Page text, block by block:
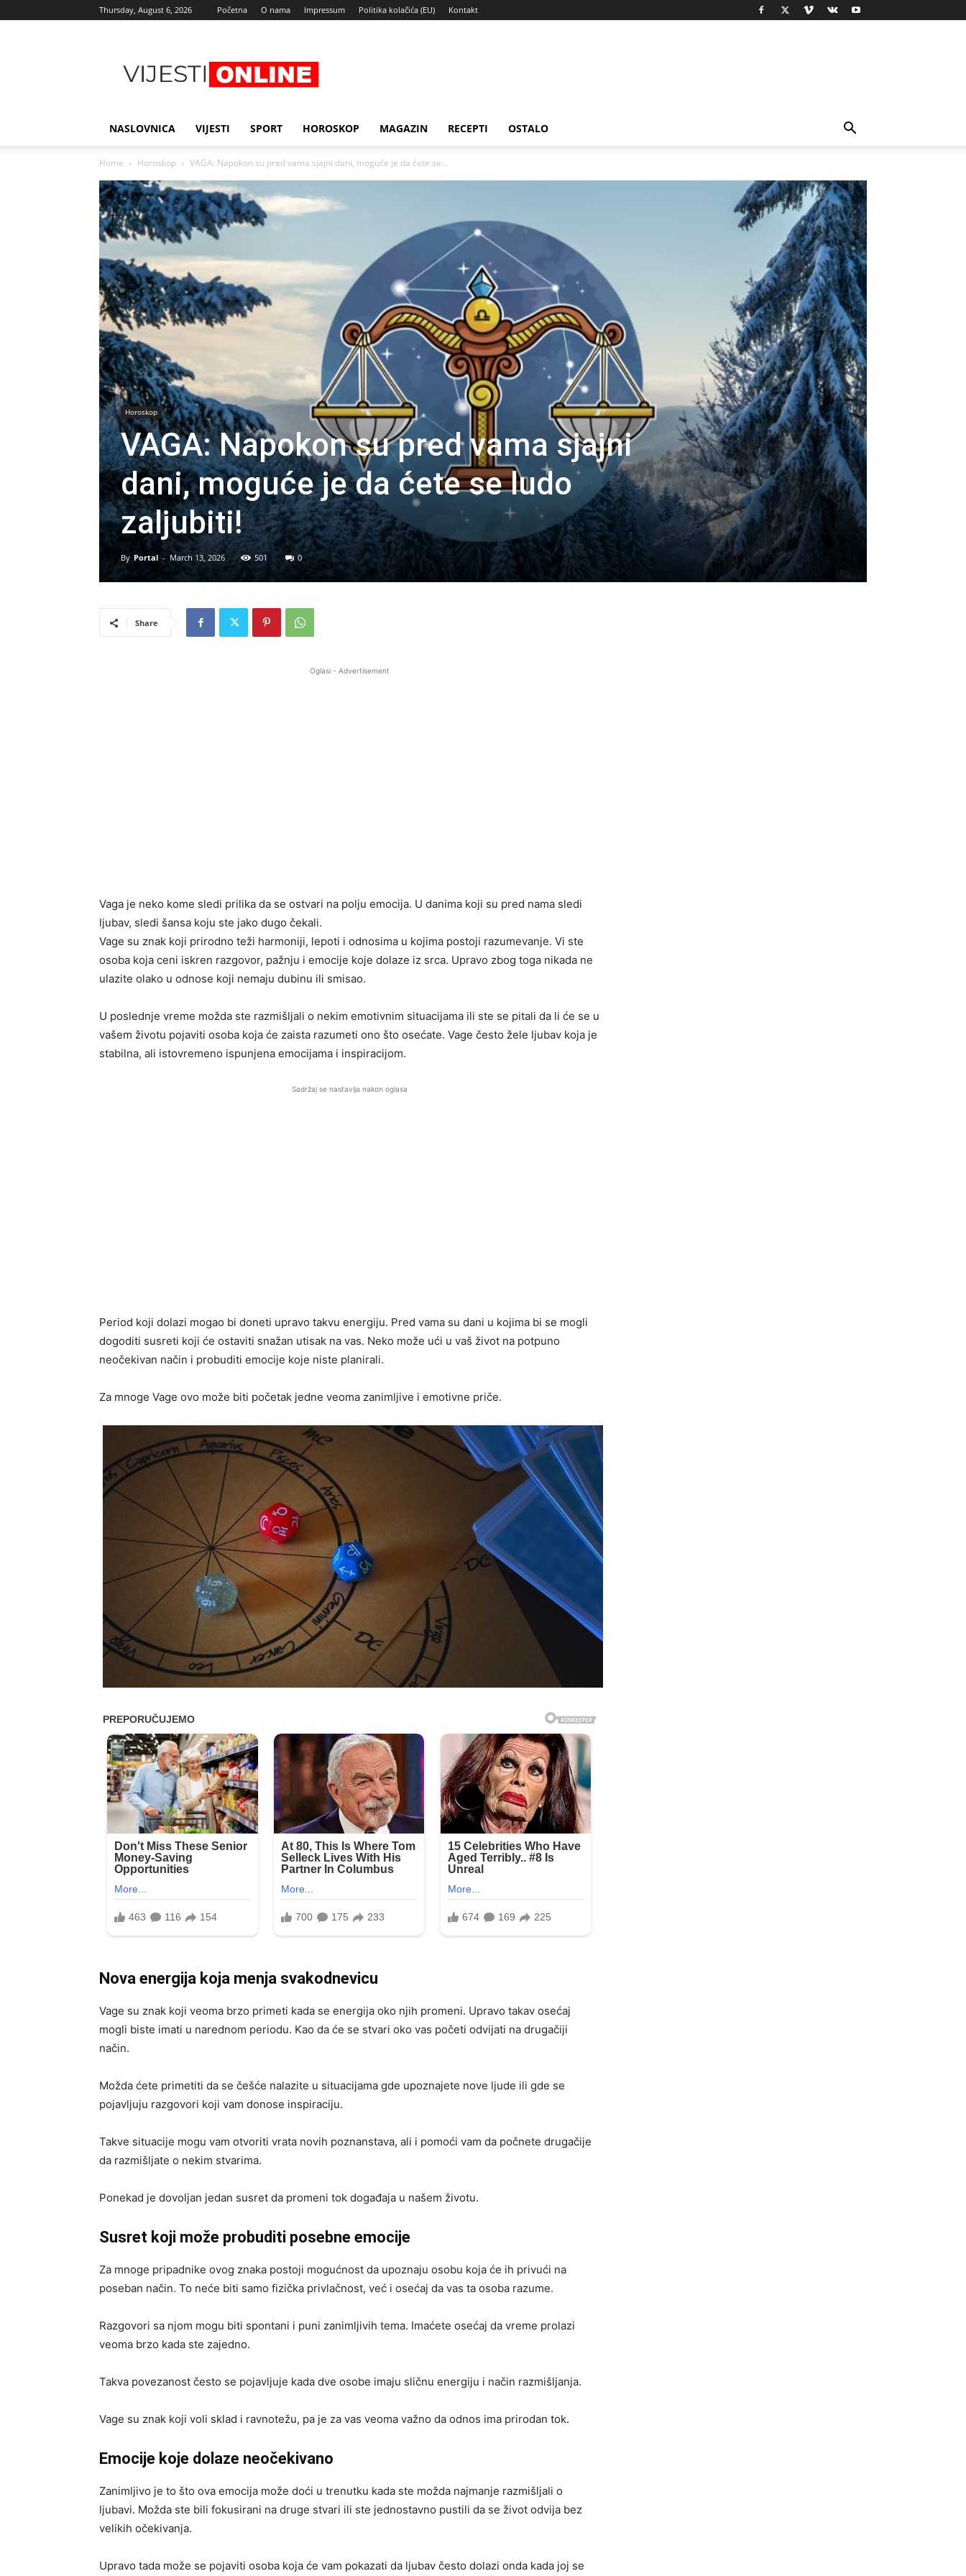
Thursday, August 6, 2026 Početna O nama Impressum Politika kolačića (EU) Kontakt
vijesti
NASLOVNICA VIJESTI SPORT HOROSKOP MAGAZIN RECEPTI OSTALO
Home Horoskop VAGA: Napokon su pred vama sjajni dani, moguće je da ćete se...
Horoskop
VAGA: Napokon su pred vama sjajni
dani, moguće je da ćete se ludo
zaljubiti!
By Portal - March 13, 2026 501 0
Share
Oglasi - Advertisement
Vaga je neko kome sledi prilika da se ostvari na polju emocija. U danima koji su pred nama sledi
ljubav, sledi šansa koju ste jako dugo čekali.
Vage su znak koji prirodno teži harmoniji, lepoti i odnosima u kojima postoji razumevanje. Vi ste
osoba koja ceni iskren razgovor, pažnju i emocije koje dolaze iz srca. Upravo zbog toga nikada ne
ulazite olako u odnose koji nemaju dubinu ili smisao.
U poslednje vreme možda ste razmišljali o nekim emotivnim situacijama ili ste se pitali da li će se u
vašem životu pojaviti osoba koja će zaista razumeti ono što osećate. Vage često žele ljubav koja je
stabilna, ali istovremeno ispunjena emocijama i inspiracijom.
Sadržaj se nastavlja nakon oglasa
Period koji dolazi mogao bi doneti upravo takvu energiju. Pred vama su dani u kojima bi se mogli
dogoditi susreti koji će ostaviti snažan utisak na vas. Neko može ući u vaš život na potpuno
neočekivan način i probuditi emocije koje niste planirali.
Za mnoge Vage ovo može biti početak jedne veoma zanimljive i emotivne priče.
Nova energija koja menja svakodnevicu
Vage su znak koji veoma brzo primeti kada se energija oko njih promeni. Upravo takav osećaj
mogli biste imati u narednom periodu. Kao da će se stvari oko vas početi odvijati na drugačiji
način.
Možda ćete primetiti da se češće nalazite u situacijama gde upoznajete nove ljude ili gde se
pojavljuju razgovori koji vam donose inspiraciju.
Takve situacije mogu vam otvoriti vrata novih poznanstava, ali i pomoći vam da počnete drugačije
da razmišljate o nekim stvarima.
Ponekad je dovoljan jedan susret da promeni tok događaja u našem životu.
Susret koji može probuditi posebne emocije
Za mnoge pripadnike ovog znaka postoji mogućnost da upoznaju osobu koja će ih privući na
poseban način. To neće biti samo fizička privlačnost, već i osećaj da vas ta osoba razume.
Razgovori sa njom mogu biti spontani i puni zanimljivih tema. Imaćete osećaj da vreme prolazi
veoma brzo kada ste zajedno.
Takva povezanost često se pojavljuje kada dve osobe imaju sličnu energiju i način razmišljanja.
Vage su znak koji voli sklad i ravnotežu, pa je za vas veoma važno da odnos ima prirodan tok.
Emocije koje dolaze neočekivano
Zanimljivo je to što ova emocija može doći u trenutku kada ste možda najmanje razmišljali o
ljubavi. Možda ste bili fokusirani na druge stvari ili ste jednostavno pustili da se život odvija bez
velikih očekivanja.
Upravo tada može se pojaviti osoba koja će vam pokazati da ljubav često dolazi onda kada joj se